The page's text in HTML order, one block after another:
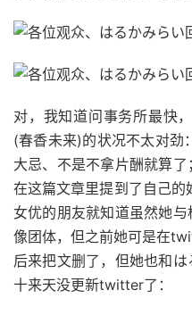
对，我知道问事务所最快
(春香未来)的状况不太对劲
大忌、不是不拿片酬就算
在这篇文章里提到了自己
女优的朋友就知道虽然她
像团体，但之前她可是在
后来把文删了，但她也和
十来天没更新twitter了：